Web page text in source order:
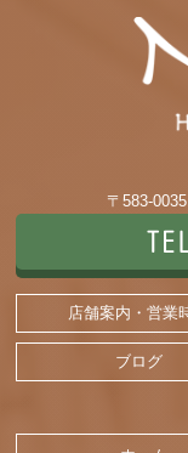
〒583-
店舗案内・営業
ブログ